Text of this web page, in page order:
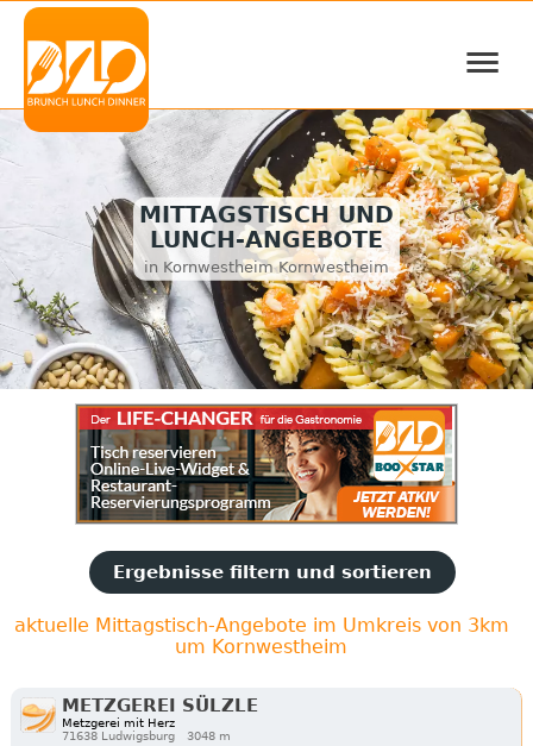
≡
MITTAGSTISCH UND
LUNCH-ANGEBOTE
in Kornwestheim Kornwestheim
Ergebnisse filtern und sortieren
aktuelle Mittagstisch-Angebote im Umkreis von 3km
um Kornwestheim
METZGEREI SÜLZLE
Metzgerei mit Herz
71638 Ludwigsburg
3048 m